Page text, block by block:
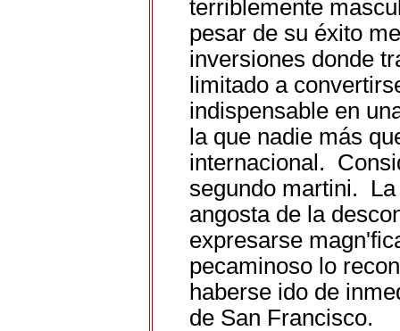
terriblemente
pesar de su éxito
inversiones donde
limitado a
indispensable en
la que nadie más
internacional.
segundo martini.
angosta de la
expresarse
pecaminoso lo
haberse ido de
de San Francisco.